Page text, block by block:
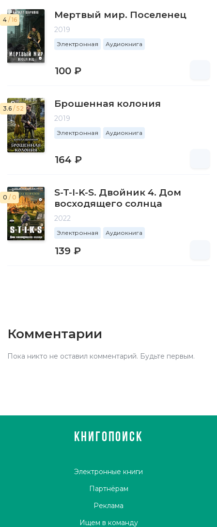
4 / 16 Мертвый мир. Поселенец
2019
Электронная Аудиокнига
100 ₽
3.6 / 52 Брошенная колония
2019
Электронная Аудиокнига
164 ₽
0 / 0
S-T-I-K-S. Двойник 4. Дом
восходящего солнца
2022
Электронная Аудиокнига
139 ₽
Комментарии
Пока никто не оставил комментарий. Будьте первым.
КНИГОПОИСК
Электронные книги
Партнёрам
Реклама
Ищем в команду